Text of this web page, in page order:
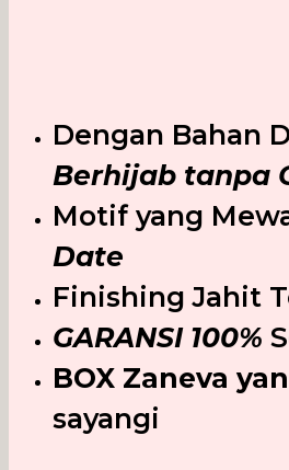
Dengan Bahan
Berhijab tanpa
Motif yang
Date
Finishing Jahit
GARANSI 100%
BOX Zaneva
sayangi